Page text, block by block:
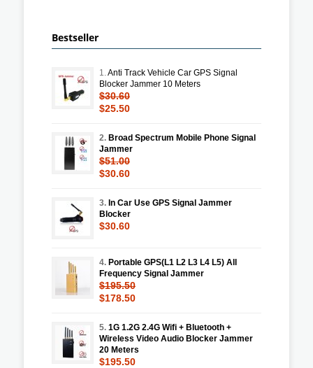
Bestseller
1.Anti Track Vehicle Car GPS Signal
Blocker Jammer 10 Meters
$30.60
$25.50
2. Broad Spectrum Mobile Phone Signal
Jammer
$51.00
$30.60
3. In Car Use GPS Signal Jammer
Blocker
$30.60
4. Portable GPS(L1 L2 L3 L4 L5) All
Frequency Signal Jammer
$195.50
$178.50
5. 1G 1.2G 2.4G Wifi + Bluetooth +
Wireless Video Audio Blocker Jammer
20 Meters
$195.50